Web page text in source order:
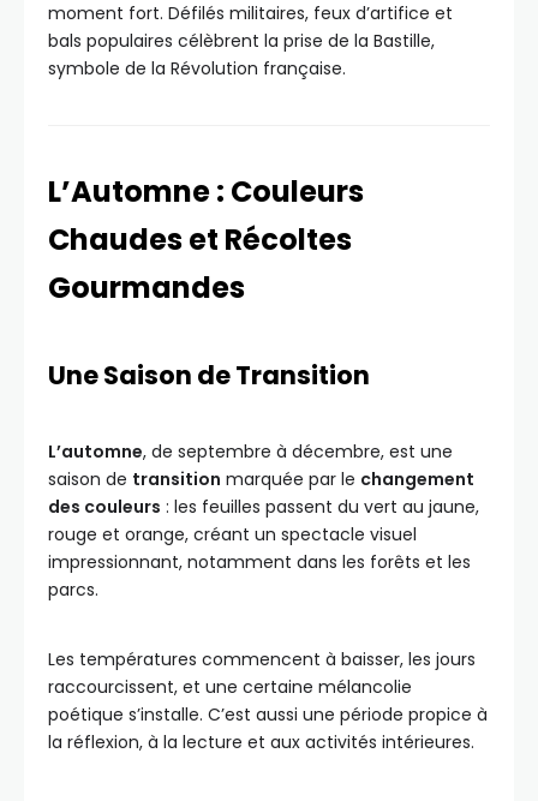
moment fort. Défilés militaires, feux d’artifice et
bals populaires célèbrent la prise de la Bastille,
symbole de la Révolution française.
L’Automne : Couleurs
Chaudes et Récoltes
Gourmandes
Une Saison de Transition
L’automne, de septembre à décembre, est une
saison de transition marquée par le changement
des couleurs : les feuilles passent du vert au jaune,
rouge et orange, créant un spectacle visuel
impressionnant, notamment dans les forêts et les
parcs.
Les températures commencent à baisser, les jours
raccourcissent, et une certaine mélancolie
poétique s’installe. C’est aussi une période propice à
la réflexion, à la lecture et aux activités intérieures.